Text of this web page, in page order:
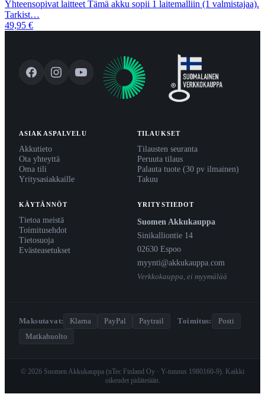
Yhteensopivat laitteet Tämä akku sopii 1 laitemalliin (1 valmistajaa).
Tarkist…
49,95 €
ASIAKASPALVELU
Akkutieto
Ota yhteyttä
Oma tili
Yritysasiakkaille
TILAUKSET
Tilausten seuranta
Peruuta tilaus
Palauta tuote (30 pv ilmainen)
Takuu
KÄYTÄNNÖT
Tietoa meistä
Toimitusehdot
Tietosuoja
Evästeasetukset
YRITYSTIEDOT
Suomen Akkukauppa
Sinikalliontie 14
02630 Espoo
myynti@akkukauppa.com
Verkkokauppa, ei myymälää
Maksutavat: Klarna PayPal Paytrail · Toimitus:
Posti
Matkahuolto
© 2026 Suomen Akkukauppa (nTec Finland Oy · Y-tunnus 1980160-9). Kaikki
oikeudet pidätetään.